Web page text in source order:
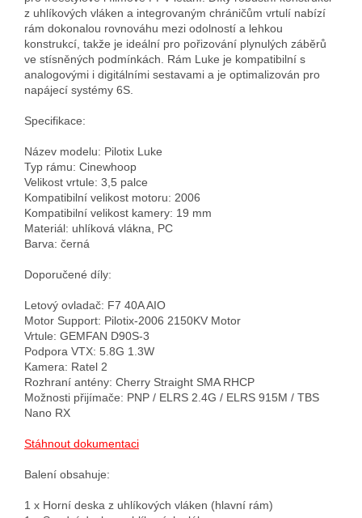
z uhlíkových vláken a integrovaným chráničům vrtulí nabízí
rám dokonalou rovnováhu mezi odolností a lehkou
konstrukcí, takže je ideální pro pořizování plynulých záběrů
ve stísněných podmínkách. Rám Luke je kompatibilní s
analogovými i digitálními sestavami a je optimalizován pro
napájecí systémy 6S.
Specifikace:
Název modelu: Pilotix Luke
Typ rámu: Cinewhoop
Velikost vrtule: 3,5 palce
Kompatibilní velikost motoru: 2006
Kompatibilní velikost kamery: 19 mm
Materiál: uhlíková vlákna, PC
Barva: černá
Doporučené díly:
Letový ovladač: F7 40A AIO
Motor Support: Pilotix-2006 2150KV Motor
Vrtule: GEMFAN D90S-3
Podpora VTX: 5.8G 1.3W
Kamera: Ratel 2
Rozhraní antény: Cherry Straight SMA RHCP
Možnosti přijímače: PNP / ELRS 2.4G / ELRS 915M / TBS
Nano RX
Stáhnout dokumentaci
Balení obsahuje:
1 х Horní deska z uhlíkových vláken (hlavní rám)